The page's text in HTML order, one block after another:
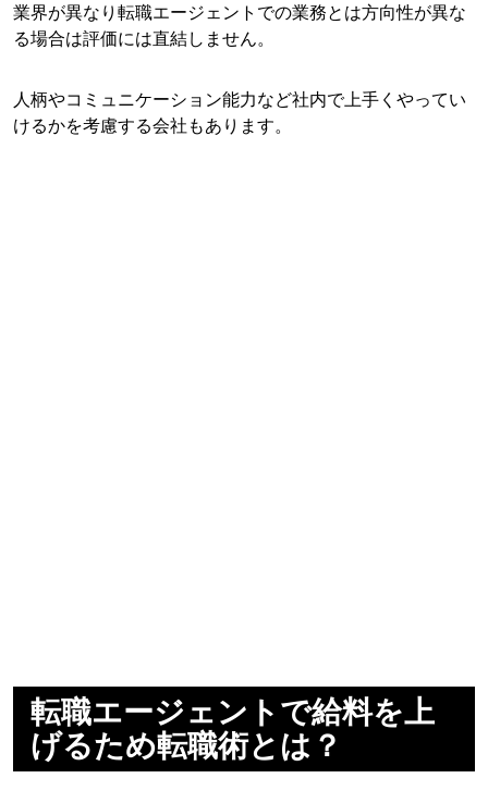
業界が異なり転職エージェントでの業務とは方向性が異な
る場合は評価には直結しません。
人柄やコミュニケーション能力など社内で上手くやってい
けるかを考慮する会社もあります。
転職エージェントで給料を上
げるため転職術とは？